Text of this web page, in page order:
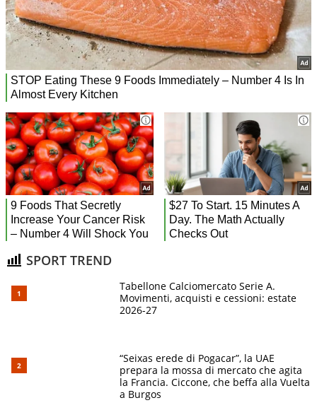
SPORT TREND
Tabellone Calciomercato Serie A.
Movimenti, acquisti e cessioni: estate
2026-27
“Seixas erede di Pogacar”, la UAE
prepara la mossa di mercato che agita
la Francia. Ciccone, che beffa alla Vuelta
a Burgos